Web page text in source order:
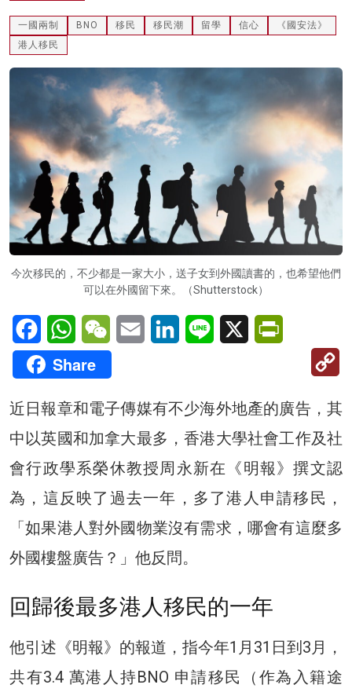
一國兩制 BNO 移民 移民潮 留學 信心
《國安法》
港人移民
今次移民的，不少都是一家大小，送子女到外國讀書的，也希望他們
可以在外國留下來。（Shutterstock）
FacebookWhatsAppWeChatEmail LinkedInLine X
Share
近日報章和電子傳媒有不少海外地產的廣告，其
中以英國和加拿大最多，香港大學社會工作及社
會行政學系榮休教授周永新在《明報》撰文認
為，這反映了過去一年，多了港人申請移民，
「如果港人對外國物業沒有需求，哪會有這麼多
外國樓盤廣告？」他反問。
回歸後最多港人移民的一年
他引述《明報》的報道，指今年1月31日到3月，
共有3.4 萬港人持BNO 申請移民（作為入籍途